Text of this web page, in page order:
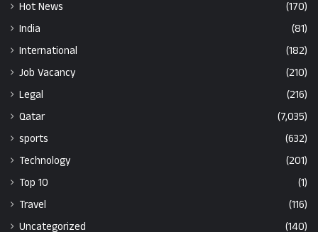
Hot News
(170)
India
(81)
International
(182)
Job Vacancy
(210)
Legal
(216)
Qatar
(7,035)
sports
(632)
Technology
(201)
Top 10
(1)
Travel
(116)
Uncategorized
(140)